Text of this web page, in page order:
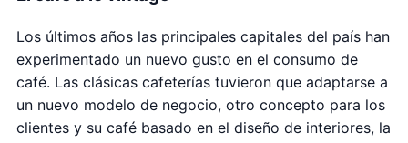
Los últimos años las principales capitales del país han
experimentado un nuevo gusto en el consumo de
café. Las clásicas cafeterías tuvieron que adaptarse a
un nuevo modelo de negocio, otro concepto para los
clientes y su café basado en el diseño de interiores, la